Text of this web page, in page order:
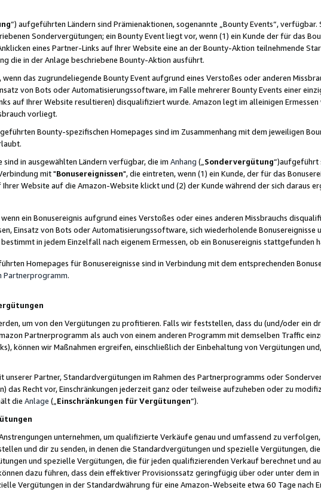
“) aufgeführten Ländern sind Prämienaktionen, sogenannte „Bounty Events“, verfügbar.
Sondervergütungen; ein Bounty Event liegt vor, wenn (1) ein Kunde der für das
eines Partner-Links auf Ihrer Website eine an der Bounty-Aktion teilnehmende
die in der Anlage beschriebene Bounty-Aktion ausführt.
das zugrundeliegende Bounty Event aufgrund eines Verstoßes oder anderen
von Bots oder Automatisierungssoftware, im Falle mehrerer Bounty Events einer
auf Ihrer Website resultieren) disqualifiziert wurde. Amazon legt im alleinigen
vorliegt.
Bounty-spezifischen Homepages sind im Zusammenhang mit dem jeweiligen
sind in ausgewählten Ländern verfügbar, die im Anhang („ Sondervergütung“)aufgeführt
mit "Bonusereignissen", die eintreten, wenn (1) ein Kunde, der für das
Website auf die Amazon-Website klickt und (2) der Kunde während der sich daraus
ein Bonusereignis aufgrund eines Verstoßes oder eines anderen Missbrauchs
Einsatz von Bots oder Automatisierungssoftware, sich wiederholende Bonusereignisse
in jedem Einzelfall nach eigenem Ermessen, ob ein Bonusereignis stattgefunden
Homepages für Bonusereignisse sind in Verbindung mit dem entsprechenden
Partnerprogramm.
um von den Vergütungen zu profitieren. Falls wir feststellen, dass du (und/oder ein
Partnerprogramm als auch von einem anderen Programm mit demselben Traffic
können wir Maßnahmen ergreifen, einschließlich der Einbehaltung von Vergütungen
unserer Partner, Standardvergütungen im Rahmen des Partnerprogramms oder
das Recht vor, Einschränkungen jederzeit ganz oder teilweise aufzuheben oder zu
die Anlage („ Einschränkungen für Vergütungen“).
unternehmen, um qualifizierte Verkäufe genau und umfassend zu
und dir zu senden, in denen die Standardvergütungen und spezielle Vergütungen,
und spezielle Vergütungen, die für jeden qualifizierenden Verkauf berechnet und
dazu führen, dass dein effektiver Provisionssatz geringfügig über oder unter dem
Vergütungen in der Standardwährung für eine Amazon-Webseite etwa 60 Tage nach